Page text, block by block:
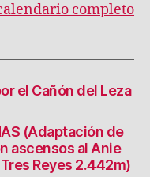
completo
el Cañón del Leza
(Adaptación de
ascensos al Anie
Reyes 2.442m)